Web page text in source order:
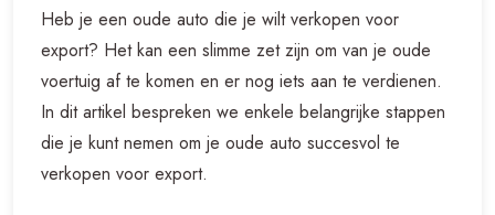
Heb je een oude auto die je wilt verkopen voor
export? Het kan een slimme zet zijn om van je oude
voertuig af te komen en er nog iets aan te verdienen.
In dit artikel bespreken we enkele belangrijke stappen
die je kunt nemen om je oude auto succesvol te
verkopen voor export.